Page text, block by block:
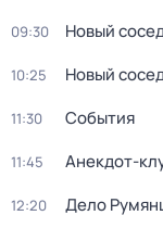
09:30 Новый
10:25 Новый
11:30 События
11:45 Анекдот-
12:20 Дело